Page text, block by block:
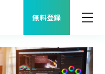
無料登録